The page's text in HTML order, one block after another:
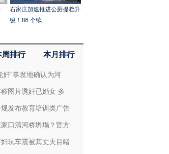
石家庄加速推进公厕提档升
级！86 个续
周排行 本月排行
奸”事发地确认为河
图片诱奸已婚女 多
发布教育培训类广告
口清河桥坍塌？官方
玩车震被其丈夫目睹